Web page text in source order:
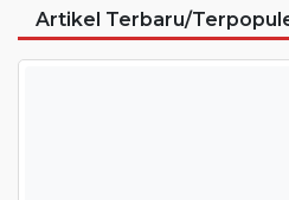
Artikel Terbaru/